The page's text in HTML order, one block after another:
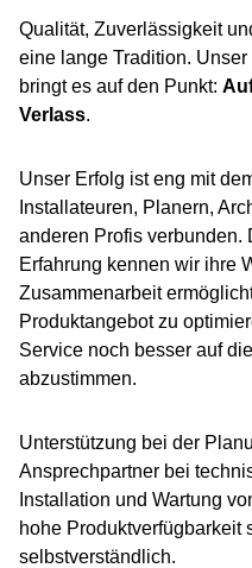
Qualität, Zuverlässigkeit
eine lange Tradition. Unser
bringt es auf den Punkt:
Verlass.
Unser Erfolg ist eng mit
Installateuren, Planern,
anderen Profis verbunden.
Erfahrung kennen wir ihre
Zusammenarbeit
Produktangebot zu
Service noch besser auf die
abzustimmen.
Unterstützung bei der
Ansprechpartner bei
Installation und Wartung
hohe Produktverfügbarkeit
selbstverständlich.